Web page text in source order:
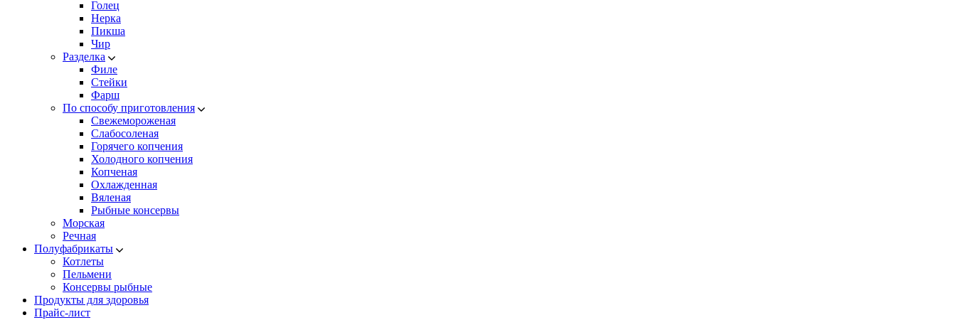
Голец
Нерка
Пикша
Чир
Разделка
Филе
Стейки
Фарш
По способу приготовления
Свежемороженая
Cлабосоленая
Горячего копчения
Холодного копчения
Копченая
Охлажденная
Вяленая
Рыбные консервы
Морская
Речная
Полуфабрикаты
Котлеты
Пельмени
Консервы рыбные
Продукты для здоровья
Прайс-лист